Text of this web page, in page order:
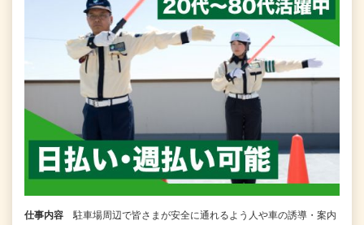
仕事内容
駐車場周辺で皆さまが安全に通れるよう人や車の誘導・案内